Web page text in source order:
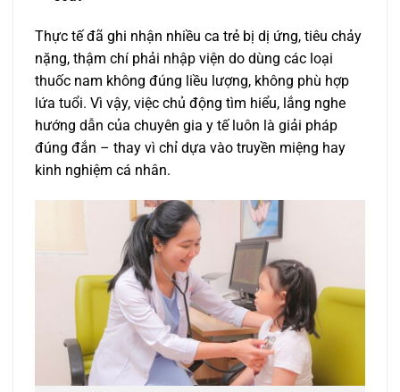
Thực tế đã ghi nhận nhiều ca trẻ bị dị ứng, tiêu chảy
nặng, thậm chí phải nhập viện do dùng các loại
thuốc nam không đúng liều lượng, không phù hợp
lứa tuổi. Vì vậy, việc chủ động tìm hiểu, lắng nghe
hướng dẫn của chuyên gia y tế luôn là giải pháp
đúng đắn – thay vì chỉ dựa vào truyền miệng hay
kinh nghiệm cá nhân.